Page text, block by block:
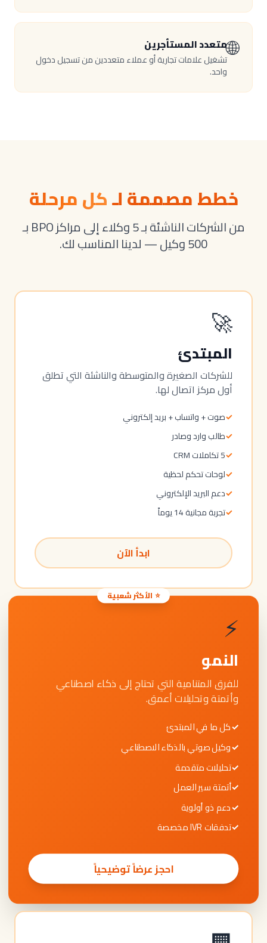
🌐متعدد المستأجرين
تشغيل علامات تجارية أو عملاء متعددين من تسجيل دخول
واحد.
خطط مصممة لـكل مرحلة
من الشركات الناشئة بـ 5 وكلاء إلى مراكز BPO بـ
500 وكيل — لدينا المناسب لك.
🚀
المبتدئ
للشركات الصغيرة والمتوسطة والناشئة التي تطلق
أول مركز اتصال لها.
✓صوت + واتساب + بريد إلكتروني
✓طالب وارد وصادر
✓5 تكاملات CRM
✓لوحات تحكم لحظية
✓دعم البريد الإلكتروني
✓تجربة مجانية 14 يوماً
ابدأ الآن
⭐ الأكثر شعبية
⚡
النمو
للفرق المتنامية التي تحتاج إلى ذكاء اصطناعي
وأتمتة وتحليلات أعمق.
✓كل ما في المبتدئ
✓وكيل صوتي بالذكاء الاصطناعي
✓تحليلات متقدمة
✓أتمتة سير العمل
✓دعم ذو أولوية
✓تدفقات IVR مخصصة
احجز عرضاً توضيحياً